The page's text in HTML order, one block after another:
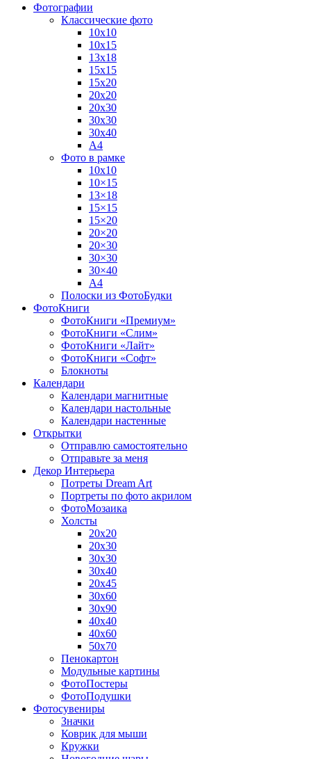
Фотографии
Классические фото
10х10
10х15
13х18
15х15
15х20
20х20
20х30
30х30
30х40
А4
Фото в рамке
10х10
10×15
13×18
15×15
15×20
20×20
20×30
30×30
30×40
A4
Полоски из ФотоБудки
ФотоКниги
ФотоКниги «Премиум»
ФотоКниги «Слим»
ФотоКниги «Лайт»
ФотоКниги «Софт»
Блокноты
Календари
Календари магнитные
Календари настольные
Календари настенные
Открытки
Отправлю самостоятельно
Отправьте за меня
Декор Интерьера
Потреты Dream Art
Портреты по фото акрилом
ФотоМозаика
Холсты
20х20
20х30
30х30
30х40
20х45
30х60
30х90
40х40
40х60
50х70
Пенокартон
Модульные картины
ФотоПостеры
ФотоПодушки
Фотоcувениры
Значки
Коврик для мыши
Кружки